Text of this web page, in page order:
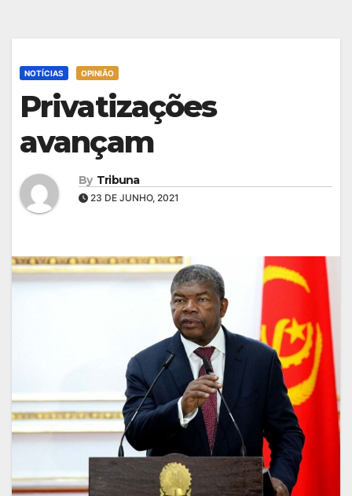
NOTÍCIAS OPINIÃO
Privatizações
avançam
By Tribuna
23 DE JUNHO, 2021